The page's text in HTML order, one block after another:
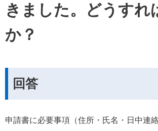
きました。どうすれ
か？
回答
申請書に必要事項（住所・氏名・日中連